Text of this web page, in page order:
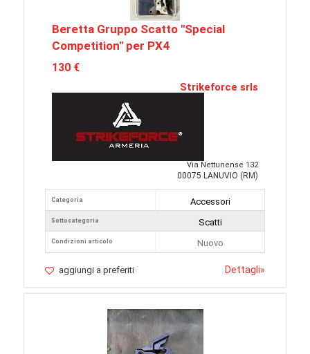
Beretta Gruppo Scatto "Special
Competition" per PX4
130 €
Strikeforce srls
Via Nettunense 132
00075 LANUVIO (RM)
Categoria
Sottocategoria
Condizioni articolo
Accessori
Scatti
Nuovo
aggiungi a preferiti Dettagli»